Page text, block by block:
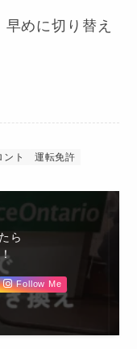
めに切り替え
ント 運転免許
ら
Follow Me